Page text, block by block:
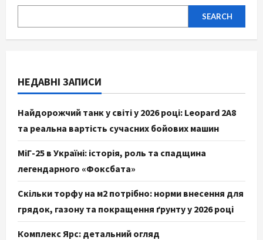
SEARCH
НЕДАВНІ ЗАПИСИ
Найдорожчий танк у світі у 2026 році: Leopard 2A8
та реальна вартість сучасних бойових машин
МіГ-25 в Україні: історія, роль та спадщина
легендарного «Фоксбата»
Скільки торфу на м2 потрібно: норми внесення для
грядок, газону та покращення ґрунту у 2026 році
Комплекс Ярс: детальний огляд